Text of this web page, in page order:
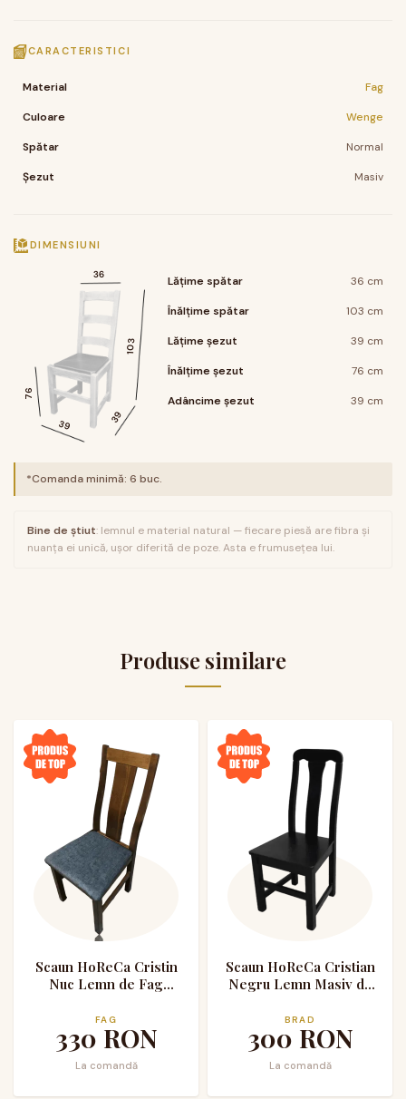
CARACTERISTICI
Material Fag
Culoare Wenge
Spătar Normal
Șezut Masiv
DIMENSIUNI
36
39
103
39
76
Lățime spătar 36 cm
Înălțime spătar 103 cm
Lățime șezut 39 cm
Înălțime șezut 76 cm
Adâncime șezut 39 cm
*Comanda minimă: 6 buc.
Bine de știut: lemnul e material natural — fiecare piesă are fibra și
nuanța ei unică, ușor diferită de poze. Asta e frumusețea lui.
Produse similare
Scaun HoReCa Cristin
Nuc Lemn de Fag
FAG
330 RON
La comandă
Scaun HoReCa Cristian
Negru Lemn Masiv de
BRAD
300 RON
La comandă